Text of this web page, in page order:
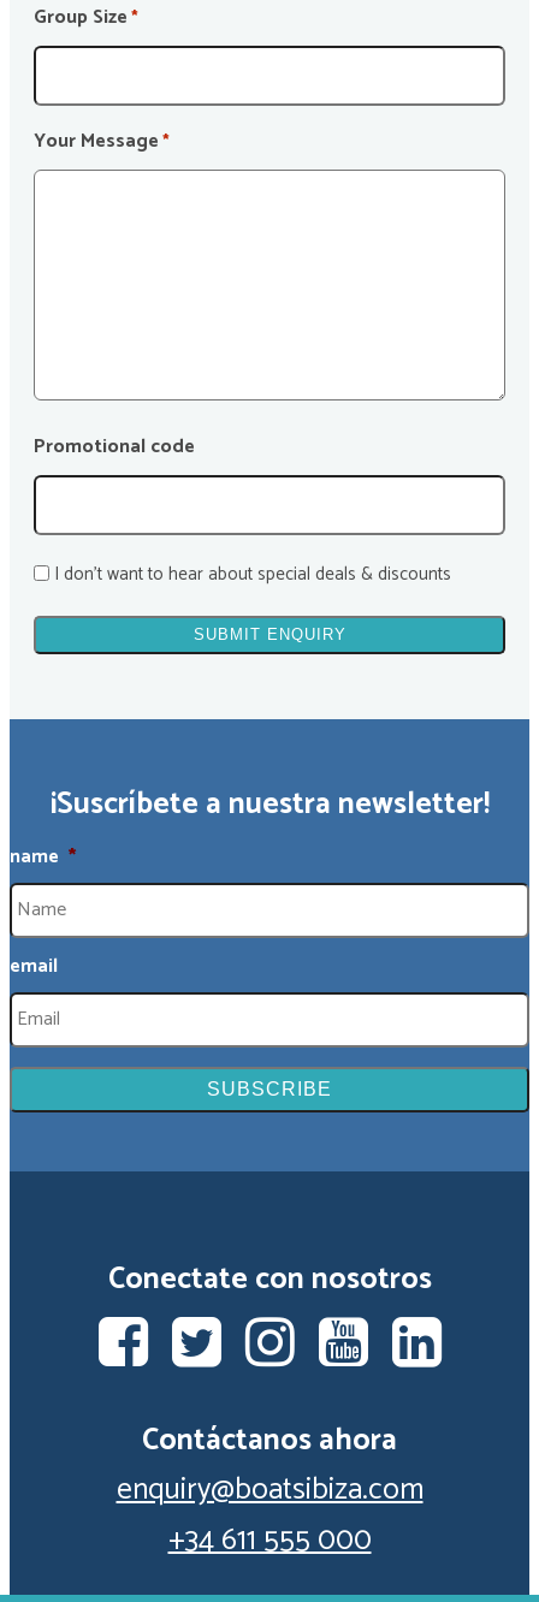
Group Size *
Your Message *
Promotional code
I don't want to hear about special deals & discounts
¡Suscríbete a nuestra newsletter!
name *
email
Conectate con nosotros
Contáctanos ahora
enquiry@boatsibiza.com
+34 611 555 000